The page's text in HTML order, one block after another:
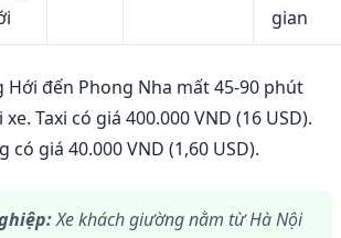
gian
đến Phong Nha mất 45-90 phút
Taxi có giá 400.000 VND (16 USD).
có giá 40.000 VND (1,60 USD).
Xe khách giường nằm từ Hà Nội